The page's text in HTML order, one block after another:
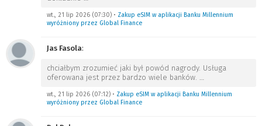
wt., 21 lip 2026 (07:30) • Zakup eSIM w aplikacji Banku Millennium
wyróżniony przez Global Finance
Jas Fasola:
chciałbym zrozumieć jaki był powód nagrody. Usługa
oferowana jest przez bardzo wiele banków. …
wt., 21 lip 2026 (07:12) • Zakup eSIM w aplikacji Banku Millennium
wyróżniony przez Global Finance